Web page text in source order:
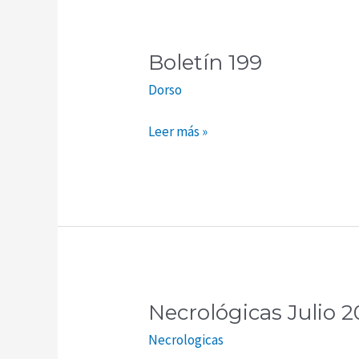
Boletín 199
Dorso
Leer más »
Necrológicas Julio
Necrologicas
Necrológicas
Julio